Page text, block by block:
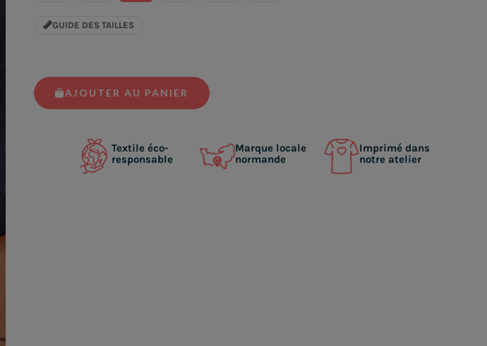
GUIDE DES TAILLES
AJOUTER AU PANIER
Textile éco-
responsable
Marque locale
normande
Imprimé dans
notre atelier